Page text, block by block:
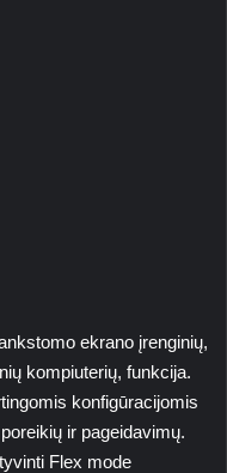
ekrano įrenginių,
kompiuterių, funkcija.
konfigūracijomis
ir pageidavimų.
Flex mode